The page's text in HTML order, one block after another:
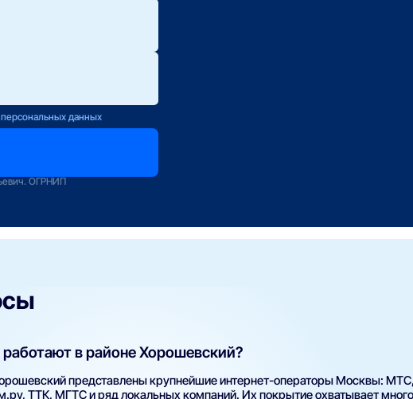
данных
Вами
ОГРНИП
в районе Хорошевский?
представлены крупнейшие интернет-операторы Москвы: МТС,
ТТК, МГТС и ряд локальных компаний. Их покрытие охватывает